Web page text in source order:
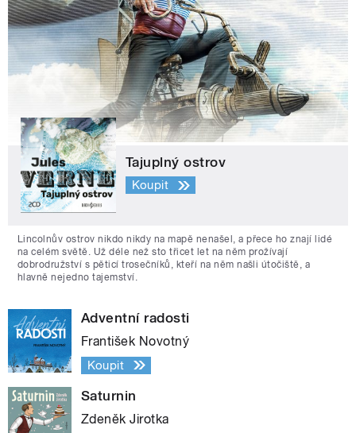
Tajuplný ostrov
Koupit
Lincolnův ostrov nikdo nikdy na mapě nenašel, a přece ho znají lidé
na celém světě. Už déle než sto třicet let na něm prožívají
dobrodružství s pěticí trosečníků, kteří na něm našli útočiště, a
hlavně nejedno tajemství.
Adventní radosti
František Novotný
Koupit
Saturnin
Zdeněk Jirotka